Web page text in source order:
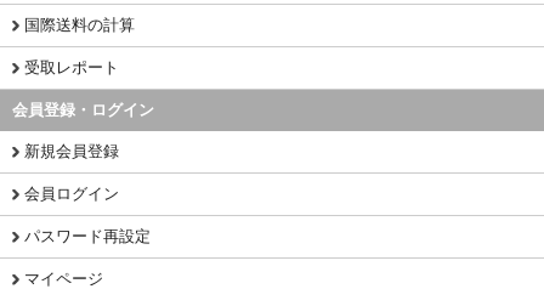
国際送料の計算
受取レポート
会員登録・ログイン
新規会員登録
会員ログイン
パスワード再設定
マイページ